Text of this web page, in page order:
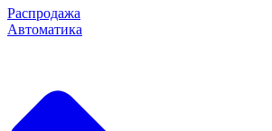
Распродажа
Автоматика